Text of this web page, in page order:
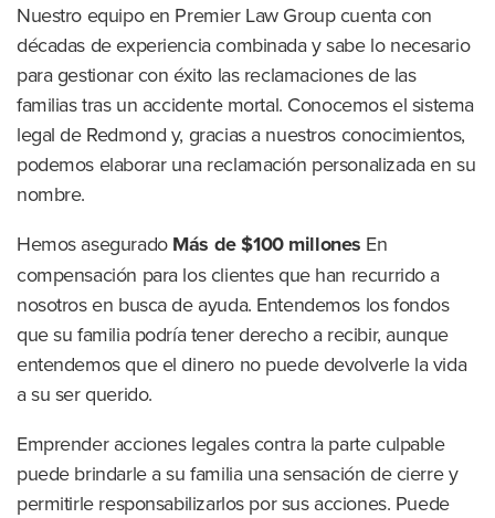
Nuestro equipo en Premier Law Group cuenta con
décadas de experiencia combinada y sabe lo necesario
para gestionar con éxito las reclamaciones de las
familias tras un accidente mortal. Conocemos el sistema
legal de Redmond y, gracias a nuestros conocimientos,
podemos elaborar una reclamación personalizada en su
nombre.
Hemos asegurado Más de $100 millones En
compensación para los clientes que han recurrido a
nosotros en busca de ayuda. Entendemos los fondos
que su familia podría tener derecho a recibir, aunque
entendemos que el dinero no puede devolverle la vida
a su ser querido.
Emprender acciones legales contra la parte culpable
puede brindarle a su familia una sensación de cierre y
permitirle responsabilizarlos por sus acciones. Puede